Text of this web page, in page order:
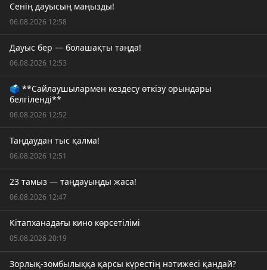
Сенің дауысың маңызды!
06.08.2026 12:58
Дауыс бер — болашақты таңда!
06.08.2026 12:53
🗳️ **Сайлаушылармен кездесу өткізу орындары
белгіленді**
06.08.2026 12:52
Таңдаудан тыс қалма!
06.08.2026 12:51
23 тамыз — таңдауыңды жаса!
06.08.2026 12:47
Кітапханадағы кино көрсетілімі
05.08.2026 20:19
Зорлық-зомбылыққа қарсы күрестің нәтижесі қандай?